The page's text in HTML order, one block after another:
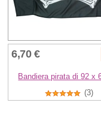
6,70 €
Bandiera pirata di 92 x
(3)